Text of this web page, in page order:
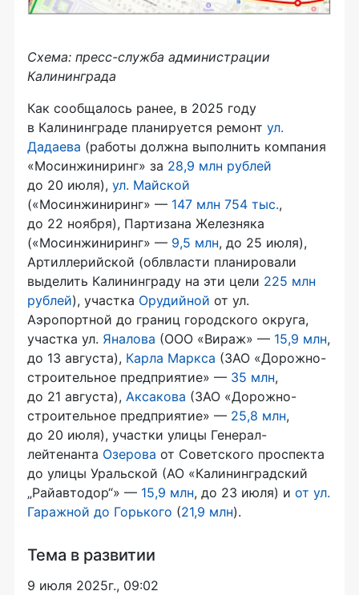
Схема: пресс-служба администрации
Калининграда
Как сообщалось ранее, в 2025 году
в Калининграде планируется ремонт ул.
Дадаева (работы должна выполнить компания
«Мосинжиниринг» за 28,9 млн рублей
до 20 июля), ул. Майской
(«Мосинжиниринг» — 147 млн 754 тыс.,
до 22 ноября), Партизана Железняка
(«Мосинжиниринг» — 9,5 млн, до 25 июля),
Артиллерийской (облвласти планировали
выделить Калининграду на эти цели 225 млн
рублей), участка Орудийной от ул.
Аэропортной до границ городского округа,
участка ул. Яналова (ООО «Вираж» — 15,9 млн,
до 13 августа), Карла Маркса (ЗАО «Дорожно-
строительное предприятие» — 35 млн,
до 21 августа), Аксакова (ЗАО «Дорожно-
строительное предприятие» — 25,8 млн,
до 20 июля), участки улицы Генерал-
лейтенанта Озерова от Советского проспекта
до улицы Уральской (АО «Калининградский
„Райавтодор“» — 15,9 млн, до 23 июля) и от ул.
Гаражной до Горького (21,9 млн).
Тема в развитии
9 июля 2025г., 09:02